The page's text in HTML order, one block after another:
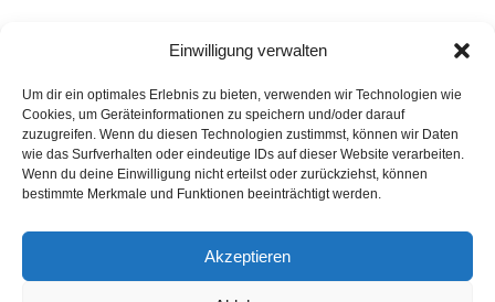
Einwilligung verwalten
Um dir ein optimales Erlebnis zu bieten, verwenden wir Technologien wie
Cookies, um Geräteinformationen zu speichern und/oder darauf
zuzugreifen. Wenn du diesen Technologien zustimmst, können wir Daten
wie das Surfverhalten oder eindeutige IDs auf dieser Website verarbeiten.
Wenn du deine Einwilligung nicht erteilst oder zurückziehst, können
bestimmte Merkmale und Funktionen beeinträchtigt werden.
Akzeptieren
Pressemitteilungen
Schlagwörter
CSR,Marke,PR-Agentur Hamburg,PUNKT PR
Was beschäftigt die Gen Z?
Schwedisches Design trifft Innovation